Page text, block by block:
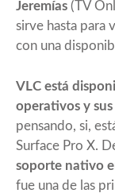
Jeremías (TV
sirve hasta para
con una
VLC está
operativos y
pensando, si,
Surface Pro X.
soporte nativo
fue una de las